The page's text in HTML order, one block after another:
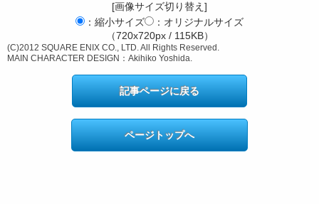
[画像サイズ切り替え]
：縮小サイズ
：オリジナルサイズ
（720x720px / 115KB）
(C)2012 SQUARE ENIX CO., LTD. All Rights Reserved.
MAIN CHARACTER DESIGN：Akihiko Yoshida.
記事ページに戻る
ページトップへ